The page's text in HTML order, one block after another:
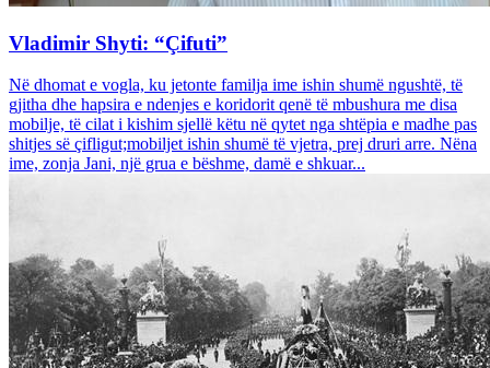
Vladimir Shyti: “Çifuti”
Në dhomat e vogla, ku jetonte familja ime ishin shumë ngushtë, të
gjitha dhe hapsira e ndenjes e koridorit qenë të mbushura me disa
mobilje, të cilat i kishim sjellë këtu në qytet nga shtëpia e madhe pas
shitjes së çifligut;mobiljet ishin shumë të vjetra, prej druri arre. Nëna
ime, zonja Jani, një grua e bëshme, damë e shkuar...